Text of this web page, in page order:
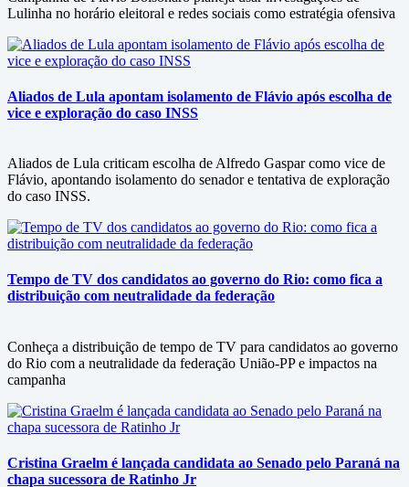
Lulinha no horário eleitoral e redes sociais como estratégia ofensiva
Aliados de Lula apontam isolamento de Flávio após escolha de
vice e exploração do caso INSS
Aliados de Lula criticam escolha de Alfredo Gaspar como vice de
Flávio, apontando isolamento do senador e tentativa de exploração
do caso INSS.
Tempo de TV dos candidatos ao governo do Rio: como fica a
distribuição com neutralidade da federação
Conheça a distribuição de tempo de TV para candidatos ao governo
do Rio com a neutralidade da federação União-PP e impactos na
campanha
Cristina Graelm é lançada candidata ao Senado pelo Paraná na
chapa sucessora de Ratinho Jr